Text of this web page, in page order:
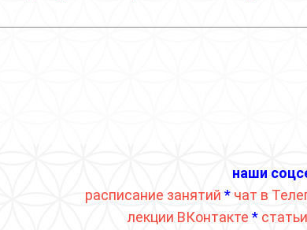
наши
расписание занятий * чат в
лекции ВКонтакте *